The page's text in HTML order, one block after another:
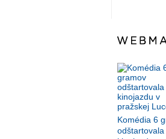
Komédia 6
odštartovala